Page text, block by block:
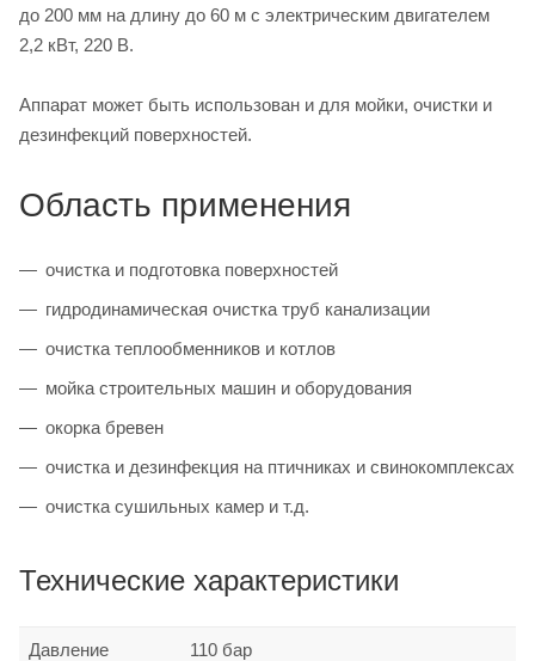
до 200 мм на длину до 60 м с электрическим двигателем
2,2 кВт, 220 В.
Аппарат может быть использован и для мойки, очистки и
дезинфекций поверхностей.
Область применения
очистка и подготовка поверхностей
гидродинамическая очистка труб канализации
очистка теплообменников и котлов
мойка строительных машин и оборудования
окорка бревен
очистка и дезинфекция на птичниках и свинокомплексах
очистка сушильных камер и т.д.
Технические характеристики
Давление 110 бар